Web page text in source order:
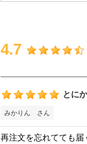
4.7
とに
みかりん さん
再注文を忘れてても